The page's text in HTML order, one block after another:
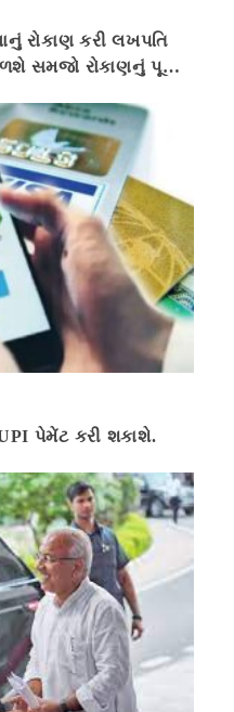
રોકાણ કરી લખપતિ
સમજો રોકાણનું પૂરું
પેમેંટ કરી શકાશે.